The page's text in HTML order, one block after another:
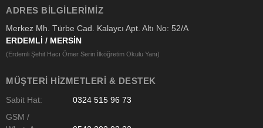
ADRES BILGILERIMIZ
Merkez Mh. Türbe Cad. Kalaycı Apt. Altı No: 52/A
ERDEMLİ / MERSİN
(Erdemli Şehit Hacı Ömer Serin İlköğretim Okulu Yanı)
MÜŞTERI HIZMETLERI & DESTEK
Sabit Hat:
0324 515 96 73
GSM /